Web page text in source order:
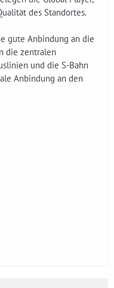
des Standortes.
gute Anbindung an die
die zentralen
und die S-Bahn
Anbindung an den